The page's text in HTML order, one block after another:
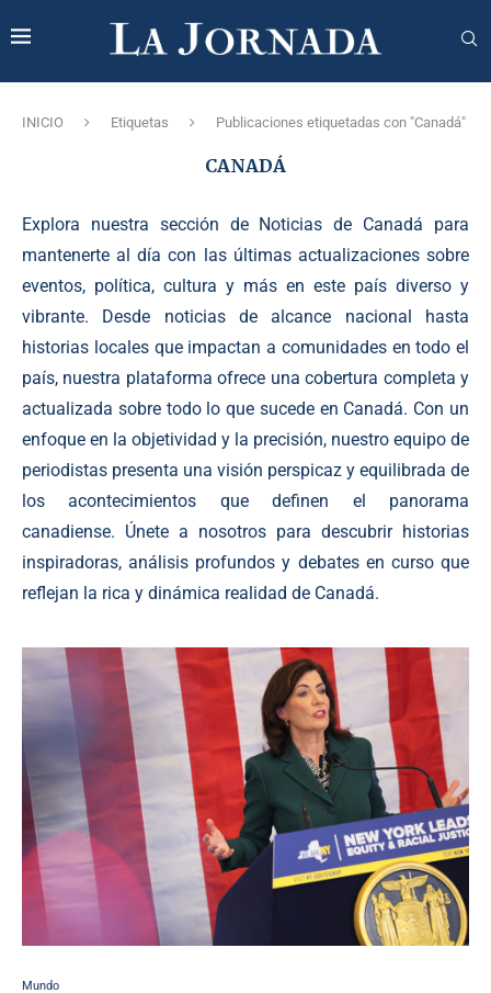
INICIO Etiquetas Publicaciones etiquetadas con "Canadá"
CANADÁ
Explora nuestra sección de Noticias de Canadá para
mantenerte al día con las últimas actualizaciones sobre
eventos, política, cultura y más en este país diverso y
vibrante. Desde noticias de alcance nacional hasta
historias locales que impactan a comunidades en todo el
país, nuestra plataforma ofrece una cobertura completa y
actualizada sobre todo lo que sucede en Canadá. Con un
enfoque en la objetividad y la precisión, nuestro equipo de
periodistas presenta una visión perspicaz y equilibrada de
los acontecimientos que definen el panorama
canadiense. Únete a nosotros para descubrir historias
inspiradoras, análisis profundos y debates en curso que
reflejan la rica y dinámica realidad de Canadá.
Mundo